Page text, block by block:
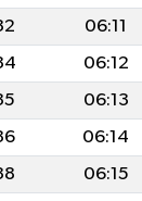
06:11
06:12
06:13
06:14
06:15